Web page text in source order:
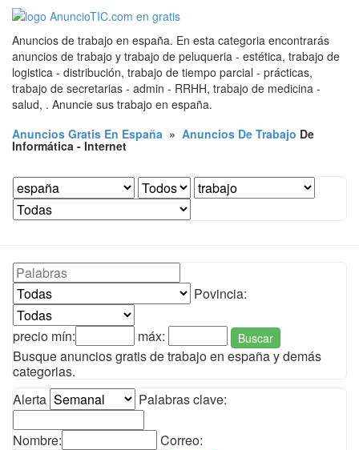
Anuncios de trabajo en españa. En esta categoria encontrarás
anuncios de trabajo y trabajo de peluqueria - estética, trabajo de
logistica - distribución, trabajo de tiempo parcial - prácticas,
trabajo de secretarias - admin - RRHH, trabajo de medicina -
salud, . Anuncie sus trabajo en españa.
Anuncios Gratis En España » Anuncios De Trabajo De
Informática - Internet
Povincia:
precio mín: máx: Buscar
Busque anuncios gratis de trabajo en españa y demás
categorias.
Alerta
Palabras clave:
Nombre: Correo: